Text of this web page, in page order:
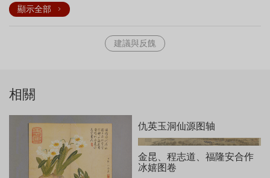
画家在构图上充分利用传统的长卷形式所具有的多点透视之特
点，在十余米的巨幅长卷中将景物大致分为六部分，每部分均以山
体为主要表现对象，各部分之间或以长桥相连，或以流水沟通，使
各段山水既相对独立，又相互关联，巧妙地连成一体，达到了步移
石青、石绿等矿物质为主要颜料，敷色夸张，具有一定的装饰性，
种，在隋唐时期如展子虔、李思训、李昭道等许多画家均擅长青绿
山水画。纵观宋代画坛，虽然也有一些画家用此法创作，但从目前
存世作品看，尚无一件可以超越《千里江山图》卷。王希孟在继承
前法的基础上，表现出更趋细腻的画风，体现了北宋院画工整严谨
的时代风格。此图用笔精当，一点一画均无败笔。人物虽细小如
顯示全部
建議與反餽
相關
仇英玉洞仙源图轴
金昆、程志道、福隆安合作
冰嬉图卷